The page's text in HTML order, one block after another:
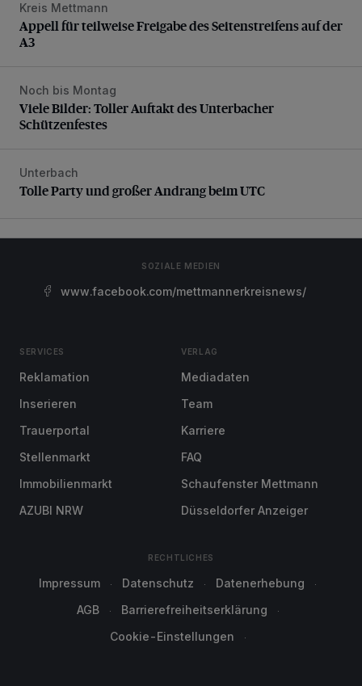
Appell für teilweise Freigabe des Seitenstreifens auf der A3
Kreis Mettmann
Appell für teilweise Freigabe des Seitenstreifens auf der
A3
Viele Bilder: Toller Auftakt des Unterbacher
Noch bis Montag
Viele Bilder: Toller Auftakt des Unterbacher
Schützenfestes
Tolle Party und großer Andrang beim UTC
Unterbach
Tolle Party und großer Andrang beim UTC
SOZIALE MEDIEN
www.facebook.com/mettmannerkreisnews/
SERVICES
Reklamation
Inserieren
Trauerportal
Stellenmarkt
Immobilienmarkt
AZUBI NRW
VERLAG
Mediadaten
Team
Karriere
FAQ
Schaufenster Mettmann
Düsseldorfer Anzeiger
RECHTLICHES
Impressum Datenschutz
Datenerhebung
AGB
Barrierefreiheitserklärung
Cookie-Einstellungen